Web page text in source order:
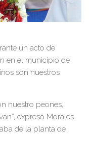
un acto de
en el municipio de
son nuestros
nuestro peones,
expresó Morales
de la planta de